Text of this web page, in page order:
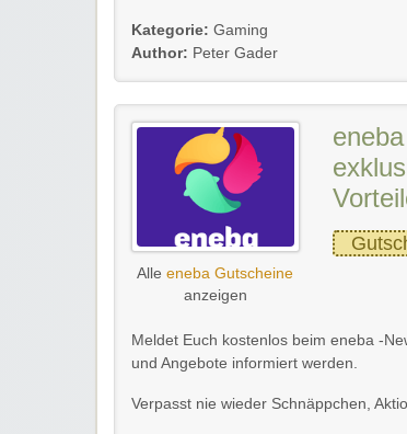
Kategorie: Gaming
Author: Peter Gader
Alleeneba Gutscheine
anzeigen
Meldet Euch kostenlos beim eneba -
und Angebote informiert werden.
Verpasst nie wieder Schnäppchen,